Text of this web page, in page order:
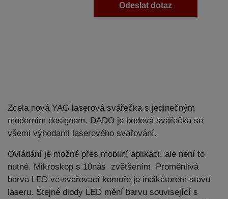
Odeslat dotaz
Zcela nová YAG laserová svářečka s jedinečným
moderním designem. DADO je bodová svářečka se
všemi výhodami laserového svařování.
Ovládání je možné přes mobilní aplikaci, ale není to
nutné. Mikroskop s 10nás. zvětšením. Proměnlivá
barva LED ve svařovací komoře je indikátorem stavu
laseru. Stejné diody LED mění barvu související s